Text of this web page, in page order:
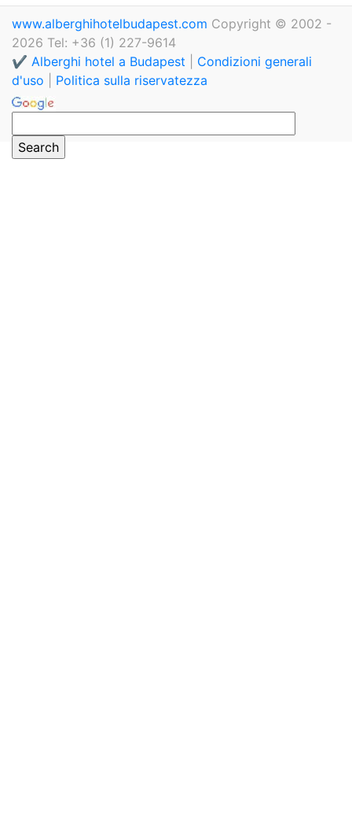
www.alberghihotelbudapest.com Copyright © 2002 -
2026 Tel: +36 (1) 227-9614
✔️ Alberghi hotel a Budapest
Condizioni generali
d'uso
Politica sulla riservatezza